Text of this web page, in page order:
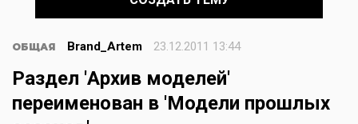
ОБЩАЯ Brand_Artem 23.12.2011 13:44
Раздел 'Архив моделей'
переименован в 'Модели прошлых